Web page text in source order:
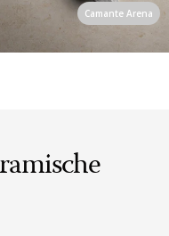
Camante Arena